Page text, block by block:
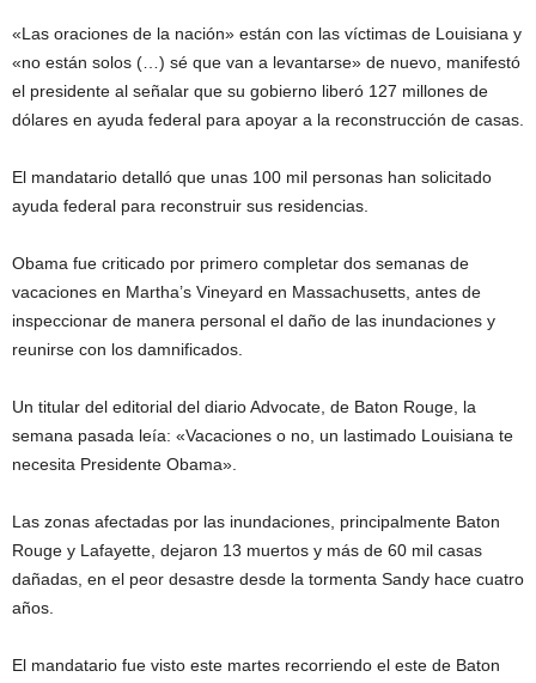
«Las oraciones de la nación» están con las víctimas de Louisiana y
«no están solos (…) sé que van a levantarse» de nuevo, manifestó
el presidente al señalar que su gobierno liberó 127 millones de
dólares en ayuda federal para apoyar a la reconstrucción de casas.
El mandatario detalló que unas 100 mil personas han solicitado
ayuda federal para reconstruir sus residencias.
Obama fue criticado por primero completar dos semanas de
vacaciones en Martha’s Vineyard en Massachusetts, antes de
inspeccionar de manera personal el daño de las inundaciones y
reunirse con los damnificados.
Un titular del editorial del diario Advocate, de Baton Rouge, la
semana pasada leía: «Vacaciones o no, un lastimado Louisiana te
necesita Presidente Obama».
Las zonas afectadas por las inundaciones, principalmente Baton
Rouge y Lafayette, dejaron 13 muertos y más de 60 mil casas
dañadas, en el peor desastre desde la tormenta Sandy hace cuatro
años.
El mandatario fue visto este martes recorriendo el este de Baton